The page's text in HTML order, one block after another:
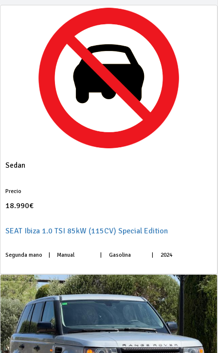
Sedan
Precio
18.990€
SEAT Ibiza 1.0 TSI 85kW (115CV) Special Edition
Segunda mano Manual Gasolina 2024